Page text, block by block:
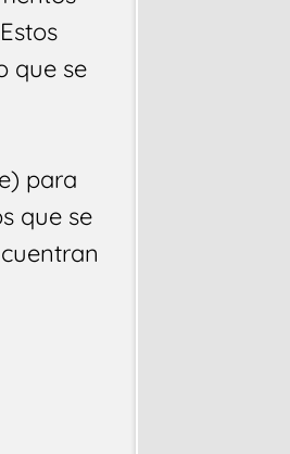
que se
para
que se